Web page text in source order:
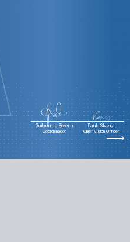
Guilherme Silveira
Coordenador
Paulo Silveira
Chief Vision Officer